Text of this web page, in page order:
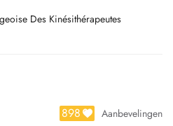
Rugby Team
des Kinésithérapeutes)
Des Kinésithérapeutes
898 Aanbevelingen